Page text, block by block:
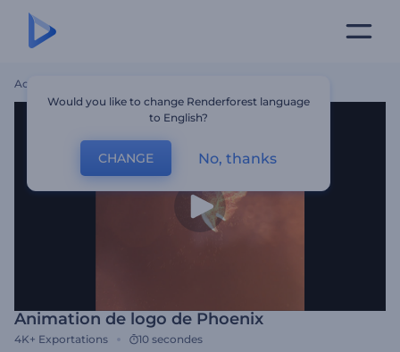
Accueil
Animation de logo de Phoenix
4K+ Exportations 10 secondes
Would you like to change Renderforest language
to English?
CHANGE No, thanks